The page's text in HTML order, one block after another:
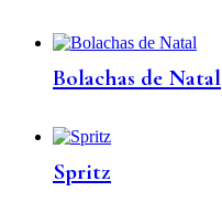
Bolachas de Natal
Spritz